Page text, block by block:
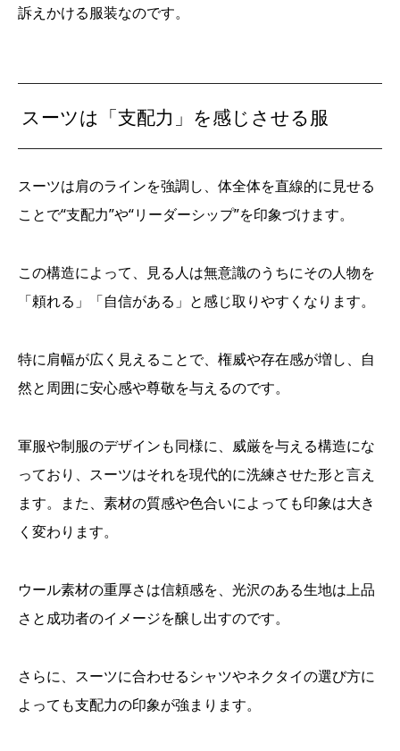
訴えかける服装なのです。
スーツは「支配力」を感じさせる服
スーツは肩のラインを強調し、体全体を直線的に見せる
ことで“支配力”や“リーダーシップ”を印象づけます。
この構造によって、見る人は無意識のうちにその人物を
「頼れる」「自信がある」と感じ取りやすくなります。
特に肩幅が広く見えることで、権威や存在感が増し、自
然と周囲に安心感や尊敬を与えるのです。
軍服や制服のデザインも同様に、威厳を与える構造にな
っており、スーツはそれを現代的に洗練させた形と言え
ます。また、素材の質感や色合いによっても印象は大き
く変わります。
ウール素材の重厚さは信頼感を、光沢のある生地は上品
さと成功者のイメージを醸し出すのです。
さらに、スーツに合わせるシャツやネクタイの選び方に
よっても支配力の印象が強まります。